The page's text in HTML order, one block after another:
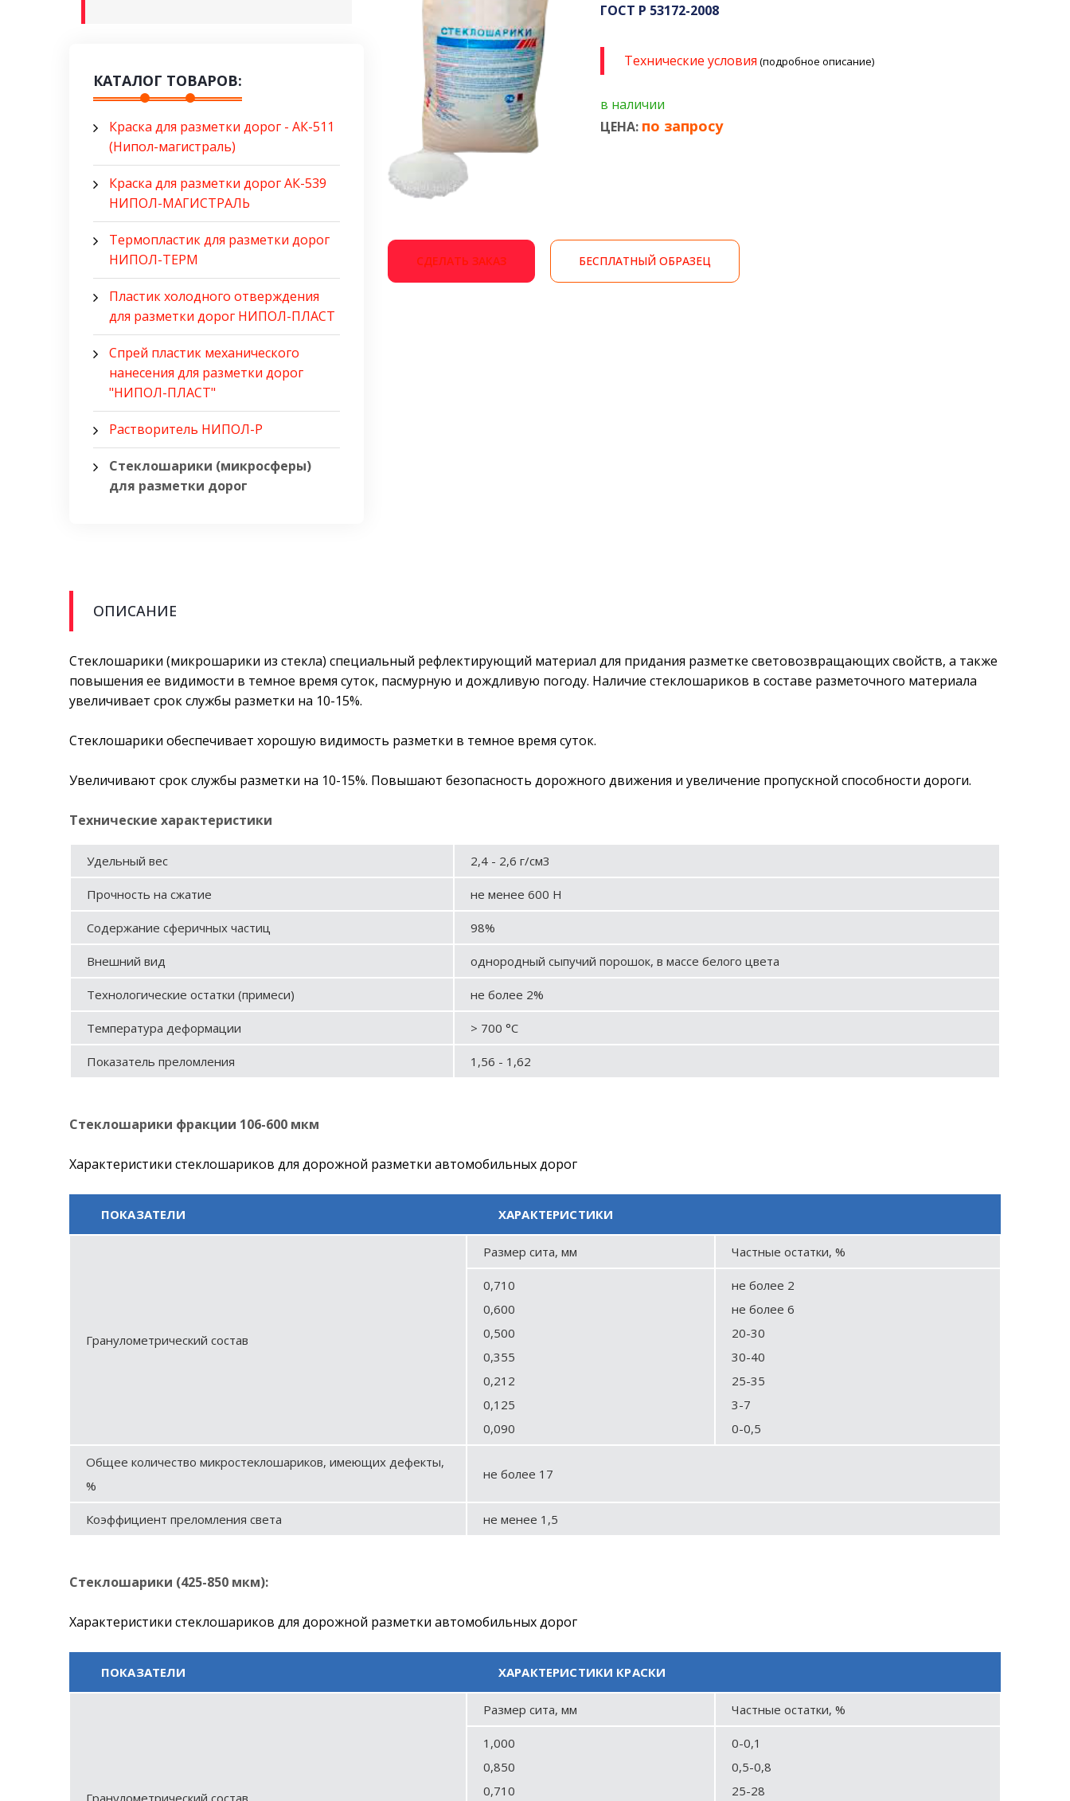
КАТАЛОГ ТОВАРОВ:
Краска для разметки дорог - АК-511
(Нипол-магистраль)
Краска для разметки дорог АК-539
НИПОЛ-МАГИСТРАЛЬ
Термопластик для разметки дорог
НИПОЛ-ТЕРМ
Пластик холодного отверждения
для разметки дорог НИПОЛ-ПЛАСТ
Спрей пластик механического
нанесения для разметки дорог
"НИПОЛ-ПЛАСТ"
Растворитель НИПОЛ-Р
Стеклошарики (микросферы)
для разметки дорог
ГОСТ Р 53172-2008
Технические условия (подробное описание)
в наличии
ЦЕНА: по запросу
СДЕЛАТЬ ЗАКАЗ БЕСПЛАТНЫЙ ОБРАЗЕЦ
ОПИСАНИЕ
Стеклошарики (микрошарики из стекла) специальный рефлектирующий материал для придания разметке световозвращающих свойств, а также
повышения ее видимости в темное время суток, пасмурную и дождливую погоду. Наличие стеклошариков в составе разметочного материала
увеличивает срок службы разметки на 10-15%.
Стеклошарики обеспечивает хорошую видимость разметки в темное время суток.
Увеличивают срок службы разметки на 10-15%. Повышают безопасность дорожного движения и увеличение пропускной способности дороги.
Технические характеристики
Удельный вес 2,4 - 2,6 г/см3
Прочность на сжатие не менее 600 Н
Содержание сферичных частиц 98%
Внешний вид однородный сыпучий порошок, в массе белого цвета
Технологические остатки (примеси) не более 2%
Температура деформации > 700 °C
Показатель преломления 1,56 - 1,62
Стеклошарики фракции 106-600 мкм
Характеристики стеклошариков для дорожной разметки автомобильных дорог
ПОКАЗАТЕЛИ ХАРАКТЕРИСТИКИ
Гранулометрический состав
Размер сита, мм Частные остатки, %
0,710
0,600
0,500
0,355
0,212
0,125
0,090
не более 2
не более 6
20-30
30-40
25-35
3-7
0-0,5
Общее количество микростеклошариков, имеющих дефекты,
%
не более 17
Коэффициент преломления света не менее 1,5
Стеклошарики (425-850 мкм):
Характеристики стеклошариков для дорожной разметки автомобильных дорог
ПОКАЗАТЕЛИ ХАРАКТЕРИСТИКИ КРАСКИ
Размер сита, мм Частные остатки, %
1,000
0,850
0,710
0-0,1
0,5-0,8
25-28